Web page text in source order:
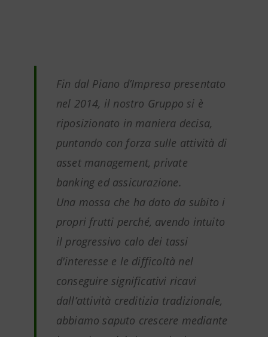
Fin dal Piano d’Impresa presentato
nel 2014, il nostro Gruppo si è
riposizionato in maniera decisa,
puntando con forza sulle attività di
asset management, private
banking ed assicurazione.
Una mossa che ha dato da subito i
propri frutti perché, avendo intuito
il progressivo calo dei tassi
d'interesse e le difficoltà nel
conseguire significativi ricavi
dall’attività creditizia tradizionale,
abbiamo saputo crescere mediante